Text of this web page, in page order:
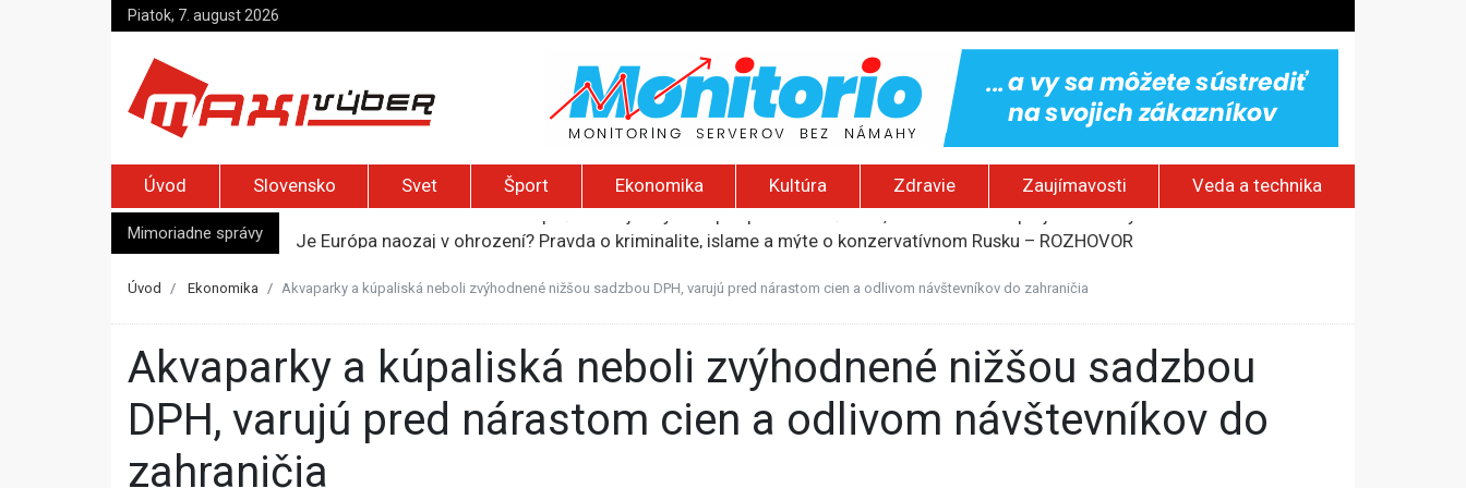
Piatok, 7. august 2026
Úvod Slovensko Svet Šport Ekonomika Kultúra Zdravie Zaujímavosti Veda a technika
Mimoriadne správy
Je Európa naozaj v ohrození? Pravda o kriminalite, islame a mýte o konzervatívnom Rusku – ROZHOVOR
Kyjev žiada EÚ o 220 miliónov eur na pomoc farmárom, ktorých postihla blokáda prístavov
Úvod Ekonomika Akvaparky a kúpaliská neboli zvýhodnené nižšou sadzbou DPH, varujú pred nárastom cien a odlivom návštevníkov do zahraničia
Akvaparky a kúpaliská neboli zvýhodnené nižšou sadzbou
DPH, varujú pred nárastom cien a odlivom návštevníkov do
zahraničia